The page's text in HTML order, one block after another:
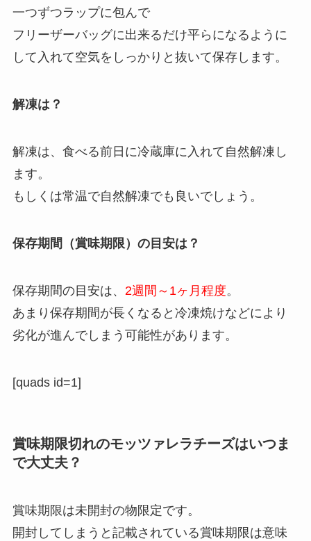
一つずつラップに包んで
フリーザーバッグに出来るだけ平らになるように
して入れて空気をしっかりと抜いて保存します。
解凍は？
解凍は、食べる前日に冷蔵庫に入れて自然解凍し
ます。
もしくは常温で自然解凍でも良いでしょう。
保存期間（賞味期限）の目安は？
保存期間の目安は、 2週間～1ヶ月程度。
あまり保存期間が長くなると冷凍焼けなどにより
劣化が進んでしまう可能性があります。
[quads id=1]
賞味期限切れのモッツァレラチーズはいつま
で大丈夫？
賞味期限は未開封の物限定です。
開封してしまうと記載されている賞味期限は意味